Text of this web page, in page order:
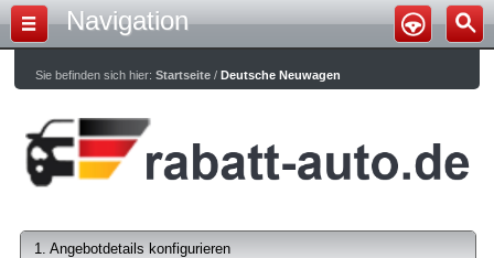
Navigation
Sie befinden sich hier:Startseite /Deutsche Neuwagen
1. Angebotdetails konfigurieren